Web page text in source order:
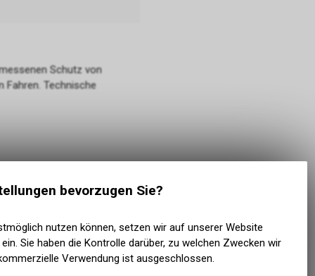
Schutz von
Fahren. Technische
zu erwerben)
bevorzugen Sie?
nutzen können, setzen wir auf unserer Website
Sie haben die Kontrolle darüber, zu welchen Zwecken wir
Verwendung ist ausgeschlossen.